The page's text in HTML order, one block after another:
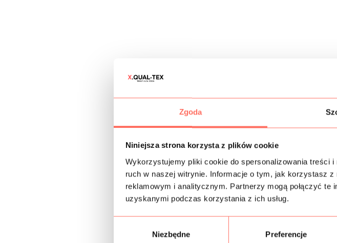
Zgoda
Niniejsza strona korzysta z plików cookie
Wykorzystujemy pliki cookie do spersonalizowania treści
ruch w naszej witrynie. Informacje o tym, jak korzystasz
reklamowym i analitycznym. Partnerzy mogą połączyć
uzyskanymi podczas korzystania z ich usług.
Niezbędne Preferencje